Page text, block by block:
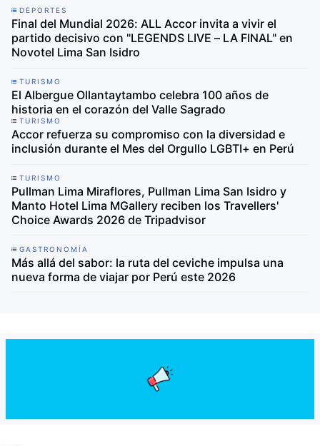
DEPORTES
Final del Mundial 2026: ALL Accor invita a vivir el
partido decisivo con "LEGENDS LIVE – LA FINAL" en
Novotel Lima San Isidro
TURISMO
El Albergue Ollantaytambo celebra 100 años de
historia en el corazón del Valle Sagrado
TURISMO
Accor refuerza su compromiso con la diversidad e
inclusión durante el Mes del Orgullo LGBTI+ en Perú
TURISMO
Pullman Lima Miraflores, Pullman Lima San Isidro y
Manto Hotel Lima MGallery reciben los Travellers'
Choice Awards 2026 de Tripadvisor
GASTRONOMÍA
Más allá del sabor: la ruta del ceviche impulsa una
nueva forma de viajar por Perú este 2026